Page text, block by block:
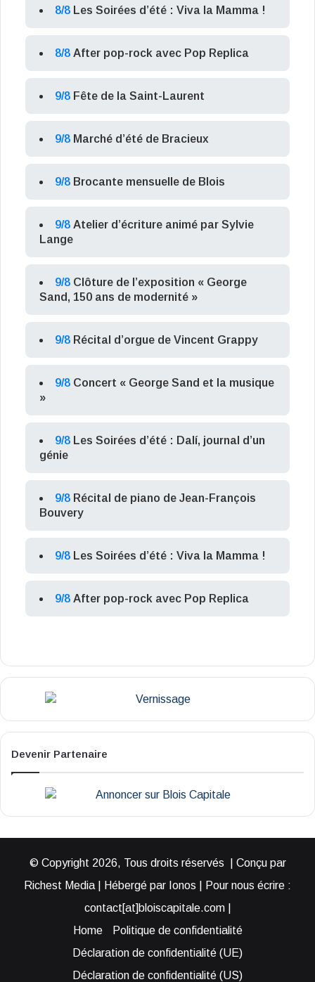
8/8 Les Soirées d’été : Viva la Mamma !
8/8 After pop-rock avec Pop Replica
9/8 Fête de la Saint-Laurent
9/8 Marché d’été de Bracieux
9/8 Brocante mensuelle de Blois
9/8 Atelier d’écriture animé par Sylvie
Lange
9/8 Clôture de l’exposition « George
Sand, 150 ans de modernité »
9/8 Récital d’orgue de Vincent Grappy
9/8 Concert « George Sand et la musique
»
9/8 Les Soirées d’été : Dalí, journal d’un
génie
9/8 Récital de piano de Jean-François
Bouvery
9/8 Les Soirées d’été : Viva la Mamma !
9/8 After pop-rock avec Pop Replica
Devenir Partenaire
© Copyright 2026, Tous droits réservés | Conçu par
Richest Media | Hébergé par Ionos | Pour nous écrire :
contact[at]bloiscapitale.com |
Home
Politique de confidentialité
Déclaration de confidentialité (UE)
Déclaration de confidentialité (US)